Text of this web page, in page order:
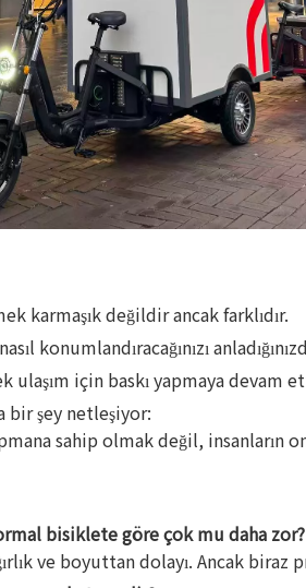
karmaşık değildir ancak farklıdır.
nasıl konumlandıracağınızı
ulaşım için baskı yapmaya devam
şey netleşiyor:
sahip olmak değil, insanların
bisiklete göre çok mu daha zor?
ve boyuttan dolayı. Ancak